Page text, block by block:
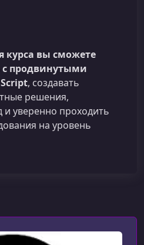
курса вы сможете
с продвинутыми
, создавать
решения,
и уверенно проходить
на уровень